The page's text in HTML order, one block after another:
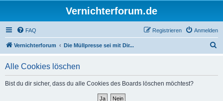
Vernichterforum.de
FAQ Anmelden
Registrieren
Vernichterforum Die Müllpresse sei mit Dir...
Alle Cookies löschen
Bist du dir sicher, dass du alle Cookies des Boards löschen möchtest?